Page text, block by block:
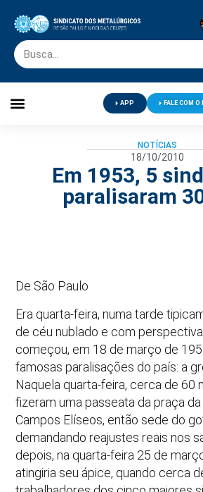
APP FALE COM
NOTÍCIAS
18/10/2010
Em 1953, 5
paralisaram
De São Paulo
Era quarta-feira, numa tarde
de céu nublado e com
começou, em 18 de março de
famosas paralisações do país: a
Naquela quarta-feira, cerca de 60
fizeram uma passeata da praça
Campos Elíseos, então sede do
demandando reajustes reais nos
depois, na quarta-feira 25 de
atingiria seu ápice, quando cerca